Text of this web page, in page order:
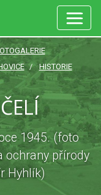
HISTORIE
1945. (foto
ochrany přírody
Hyhlík)